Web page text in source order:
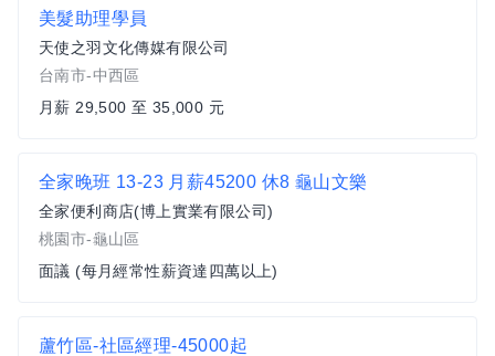
美髮助理學員
天使之羽文化傳媒有限公司
台南市-中西區
月薪 29,500 至 35,000 元
全家晚班 13-23 月薪45200 休8 龜山文樂
全家便利商店(博上實業有限公司)
桃園市-龜山區
面議 (每月經常性薪資達四萬以上)
蘆竹區-社區經理-45000起